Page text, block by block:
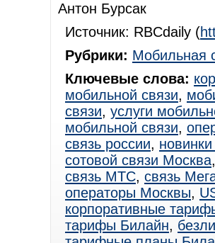
Антон Бурсак
Источник: RBCdaily (
Рубрики: Мобильная
Ключевые слова:
мобильной связи,
связи, услуги
мобильной связи,
связь россии,
сотовой связи Москва
связь МТС, связь
операторы Москвы,
корпоративные
тарифы Билайн,